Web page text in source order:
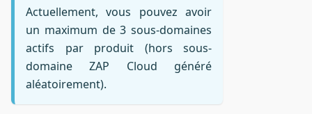
Actuellement, vous pouvez avoir
un maximum de 3 sous-domaines
actifs par produit (hors sous-
domaine ZAP Cloud généré
aléatoirement).